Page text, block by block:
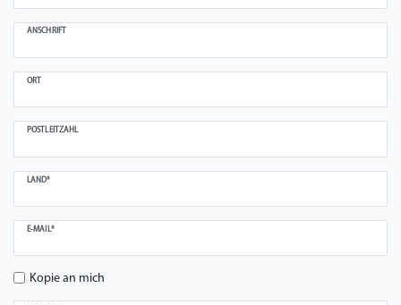
ANSCHRIFT
ORT
POSTLEITZAHL
LAND*
E-MAIL*
Kopie an mich